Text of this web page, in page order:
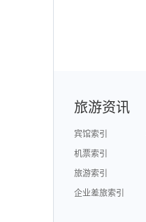
旅游资讯
宾馆索引
机票索引
旅游索引
企业差旅索引